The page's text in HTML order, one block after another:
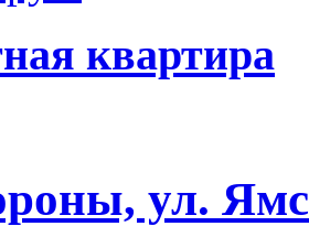
квартира
ул.